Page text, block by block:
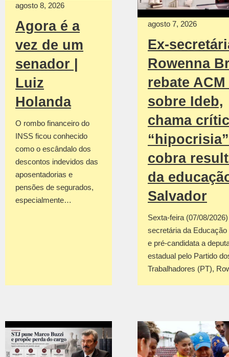
agosto 8, 2026
Agora é a
vez de um
senador |
Luiz
Holanda
O rombo financeiro do
INSS ficou conhecido
como o escândalo dos
descontos indevidos das
aposentadorias e
pensões de segurados,
especialmente…
agosto 7, 2026
Ex-
Rowenna
rebate ACM
sobre Ideb,
chama
cobra
da
Salvador
Sexta-feira (07/08/
secretária da Educação
e pré-candidata a
estadual pelo Partido
Trabalhadores (PT),